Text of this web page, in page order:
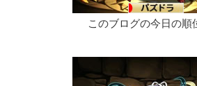
このブログの今日の順